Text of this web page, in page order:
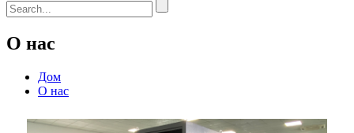
О нас
Дом
О нас